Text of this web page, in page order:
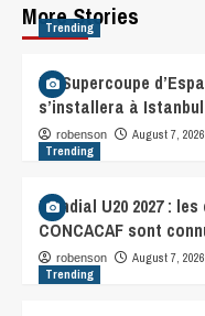
More Stories
Trending
La Supercoupe
s’installera à
robenson August 7, 2026
Trending
Mondial U20 2027 :
CONCACAF sont
robenson August 7, 2026
Trending